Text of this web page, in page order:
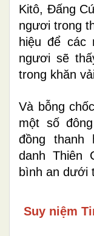
Kitô, Ðấng
ngươi trong
hiệu để các
ngươi sẽ
trong khăn
Và bỗng
một số
đồng thanh
danh Thiên
bình an dưới
Suy niệm